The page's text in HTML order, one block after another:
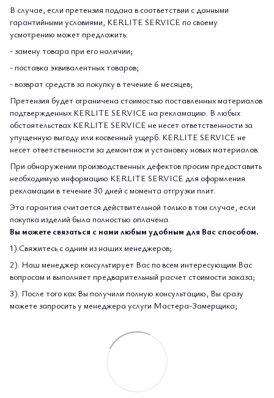
В случае, если претензия подана в соответствии с данными
гарантийными условиями, KERLITE SERVICE по своему
усмотрению может предложить:
- замену товара при его наличии;
- поставка эквивалентных товаров;
- возврат средств за покупку в течение 6 месяцев;
Претензия будет ограничена стоимостью поставленных материалов
подтвержденных KERLITE SERVICE на рекламацию. В любых
обстоятельствах KERLITE SERVICE не несет ответственности за
упущенную выгоду или косвенный ущерб. KERLITE SERVICE не
несет ответственности за демонтаж и установку новых материалов.
При обнаружении производственных дефектов просим предоставить
необходимую информацию KERLITE SERVICE для оформления
рекламации в течение 30 дней с момента отгрузки плит.
Эта гарантия считается действительной только в том случае, если
покупка изделий была полностью оплачена.
Вы можете связаться с нами любым удобным для Вас способом.
1).Свяжитесь с одним из наших менеджеров;
2). Наш менеджер консультирует Вас по всем интересующим Вас
вопросам и выполняет предварительный расчет стоимости заказа;
3). После того как Вы получили полную консультацию, Вы сразу
можете запросить у менеджера услуги Мастера-Замерщика;